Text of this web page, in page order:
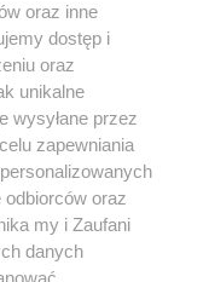
być powielany i
w jakikolwiek sposób (w
polu
umieszczaniem w
Jakiekolwiek użycie lub
naruszeniem prawa,
kary i może być
oraz inne
dostęp i
oraz
unikalne
wysyłane przez
zapewniania
oraz
my i Zaufani
danych